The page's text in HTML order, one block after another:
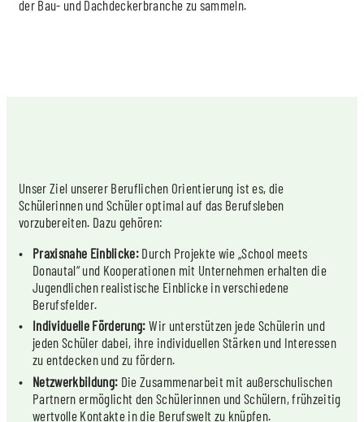
der Bau- und Dachdeckerbranche zu sammeln.
Unser Ziel unserer Beruflichen Orientierung ist es, die
Schülerinnen und Schüler optimal auf das Berufsleben
vorzubereiten. Dazu gehören:
Praxisnahe Einblicke: Durch Projekte wie „School meets
Donautal“ und Kooperationen mit Unternehmen erhalten die
Jugendlichen realistische Einblicke in verschiedene
Berufsfelder.
Individuelle Förderung: Wir unterstützen jede Schülerin und
jeden Schüler dabei, ihre individuellen Stärken und Interessen
zu entdecken und zu fördern.
Netzwerkbildung: Die Zusammenarbeit mit außerschulischen
Partnern ermöglicht den Schülerinnen und Schülern, frühzeitig
wertvolle Kontakte in die Berufswelt zu knüpfen.